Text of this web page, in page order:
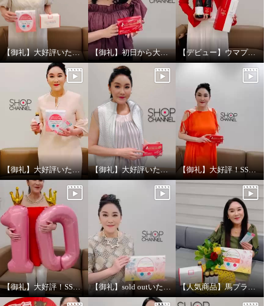
【御礼】初日から大好評いただきありがとうございます！ 【デビュー】ウマプラセンタビネガー放送ありがとうございました！
【御礼】大好評いただきありがとうございました 【御礼】大好評いただきありがとうございます！ 【御礼】大好評！SSV放送ありがとうございました！
【御礼】大好評！SSV放送ありがとうございました！ 【御礼】sold outいたしました！ 【人気商品】馬プラセンタゼリー&ドリンク放送